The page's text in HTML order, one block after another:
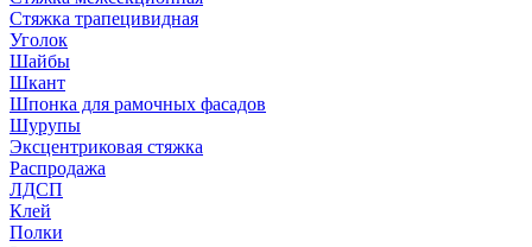
Стяжка трапецивидная
Уголок
Шайбы
Шкант
Шпонка для рамочных фасадов
Шурупы
Эксцентриковая стяжка
Распродажа
ЛДСП
Клей
Полки